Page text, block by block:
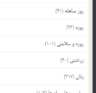
روز مباهله (41)
روزه (93)
روزه و سلامتی (101)
زرتشتی (40)
زنان(317)